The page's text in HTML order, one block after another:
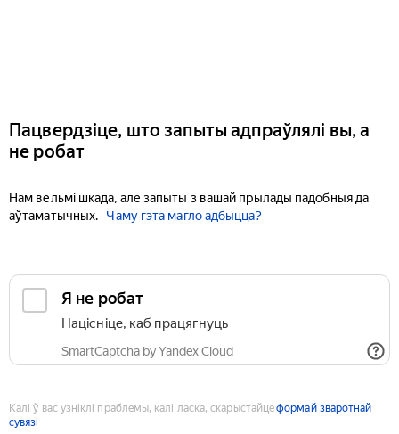
Пацвердзіце, што запыты адпраўлялі вы, а
не робат
Нам вельмі шкада, але запыты з вашай прылады падобныя да
аўтаматычных.
Чаму гэта магло адбыцца?
Я не робат
Націсніце, каб працягнуць
SmartCaptcha by Yandex Cloud
Калі ў вас узніклі праблемы, калі ласка, скарыстайцеформай зваротнай
сувязі